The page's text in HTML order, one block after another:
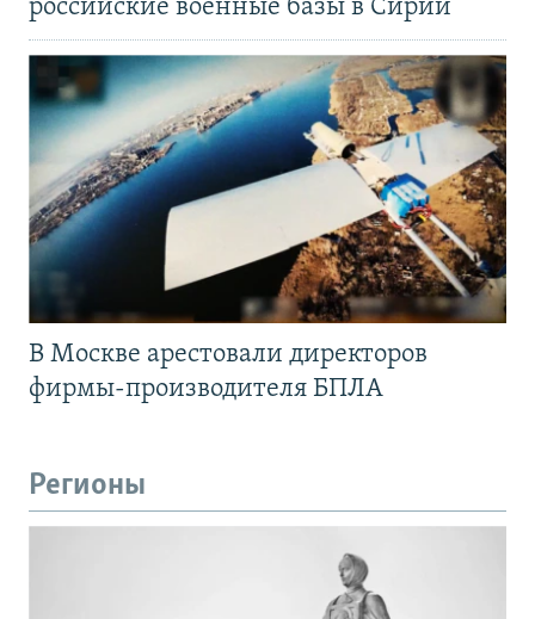
российские военные базы в Сирии
В Москве арестовали директоров
фирмы-производителя БПЛА
Регионы